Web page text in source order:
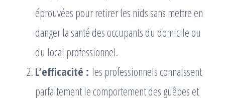
éprouvées pour retirer les nids sans mettre en
danger la santé des occupants du domicile ou
du local professionnel.
L’efficacité : les professionnels connaissent
parfaitement le comportement des guêpes et